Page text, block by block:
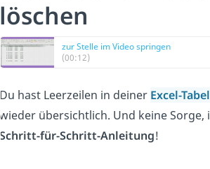
löschen
zur Stelle im Video springen
(00:12)
Du hast Leerzeilen in deiner Excel-
wieder übersichtlich. Und keine Sorge,
Schritt-für-Schritt-Anleitung!